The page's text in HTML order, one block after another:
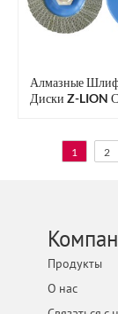
Алмазные
Диски Z-LION С
1 2
Продукты
О нас